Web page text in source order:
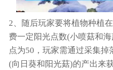
2、随后玩家要将植物种植
费一定阳光点数(小喷菇和
点为50，玩家需通过采集
(向日葵和阳光菇)的产出来获